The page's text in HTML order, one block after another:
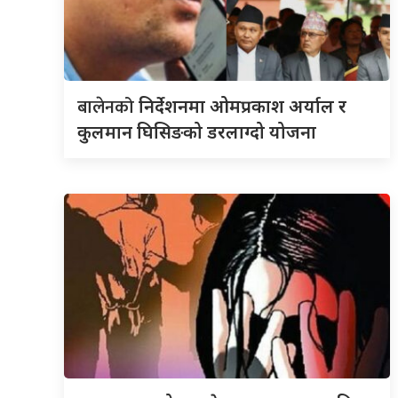
बालेनकोनिर्देशनमा ओमप्रकाश अर्याल र
कुलमान घिसिङको डरलाग्दो योजना